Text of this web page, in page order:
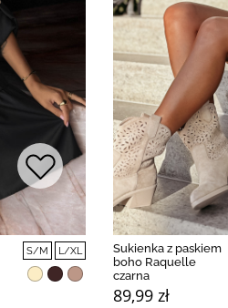
S/M L/XL
Sukienka z paskiem
boho Raquelle
czarna
89,99 zł